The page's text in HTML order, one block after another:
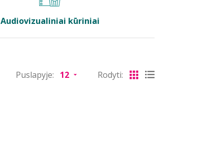
Audiovizualiniai kūriniai
Puslapyje: Rodyti: